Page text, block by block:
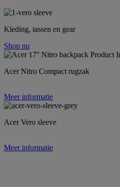
Kleding, tassen en gear
Shop nu
Acer Nitro Compact rugzak
Meer informatie
Acer Vero sleeve
Meer informatie